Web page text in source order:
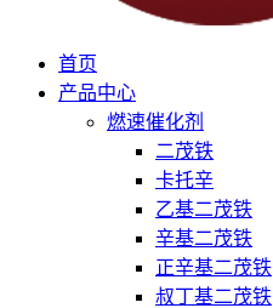
首页
产品中心
燃速催化剂
二茂铁
卡托辛
乙基二茂铁
辛基二茂铁
正辛基二茂铁
叔丁基二茂铁